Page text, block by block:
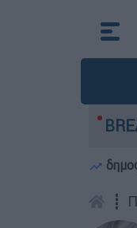
νεκρό του
┋